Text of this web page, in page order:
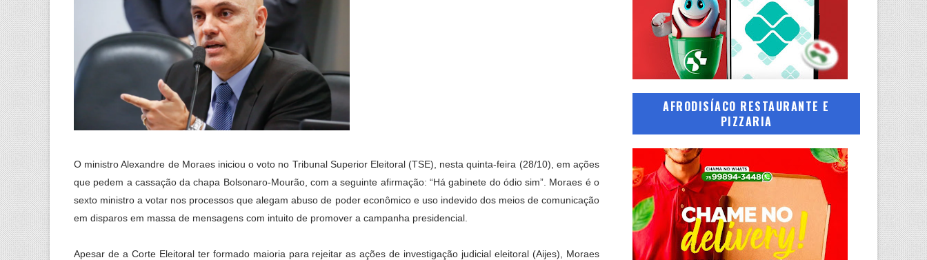
O ministro Alexandre de Moraes iniciou o voto no Tribunal Superior Eleitoral (TSE), nesta quinta-feira (28/10), em ações
que pedem a cassação da chapa Bolsonaro-Mourão, com a seguinte afirmação: “Há gabinete do ódio sim”. Moraes é o
sexto ministro a votar nos processos que alegam abuso de poder econômico e uso indevido dos meios de comunicação
em disparos em massa de mensagens com intuito de promover a campanha presidencial.
Apesar de a Corte Eleitoral ter formado maioria para rejeitar as ações de investigação judicial eleitoral (Aijes), Moraes
AFRODISÍACO RESTAURANTE E
PIZZARIA